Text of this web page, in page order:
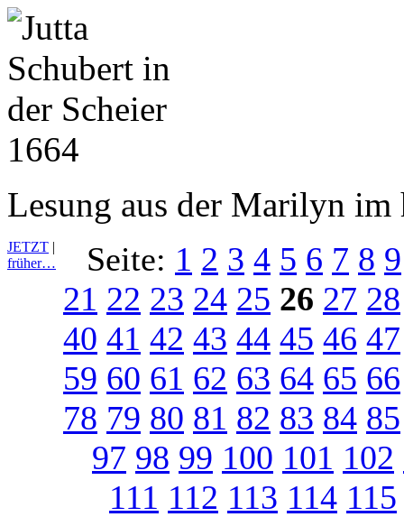
Lesung aus der Marilyn im
JETZT |
früher…
Seite: 1 2 3 4 5 6 7 8 9
21 22 23 24 25 26 27 28
40 41 42 43 44 45 46 47
59 60 61 62 63 64 65 66
78 79 80 81 82 83 84 85
97 98 99 100 101 102
111 112 113 114 115